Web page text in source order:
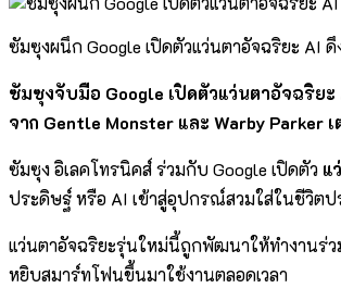
ซัมซุงผนึก Google เปิดตัวแว่นตาอัจฉริยะ AI
ซัมซุงจับมือ Google เปิดตัวแว่นตาอัจฉริย
จาก Gentle Monster และ Warby Parker
ซัมซุง อิเลคโทรนิคส์ ร่วมกับ Google เปิดตัว แ
ประดิษฐ์ หรือ AI เข้าสู่อุปกรณ์สวมใส่ในชีวิตป
แว่นตาอัจฉริยะรุ่นใหม่นี้ถูกพัฒนาให้ทำงานร่
หยิบสมาร์ทโฟนขึ้นมาใช้งานตลอดเวลา